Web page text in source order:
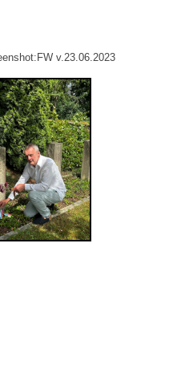
v.23.06.2023